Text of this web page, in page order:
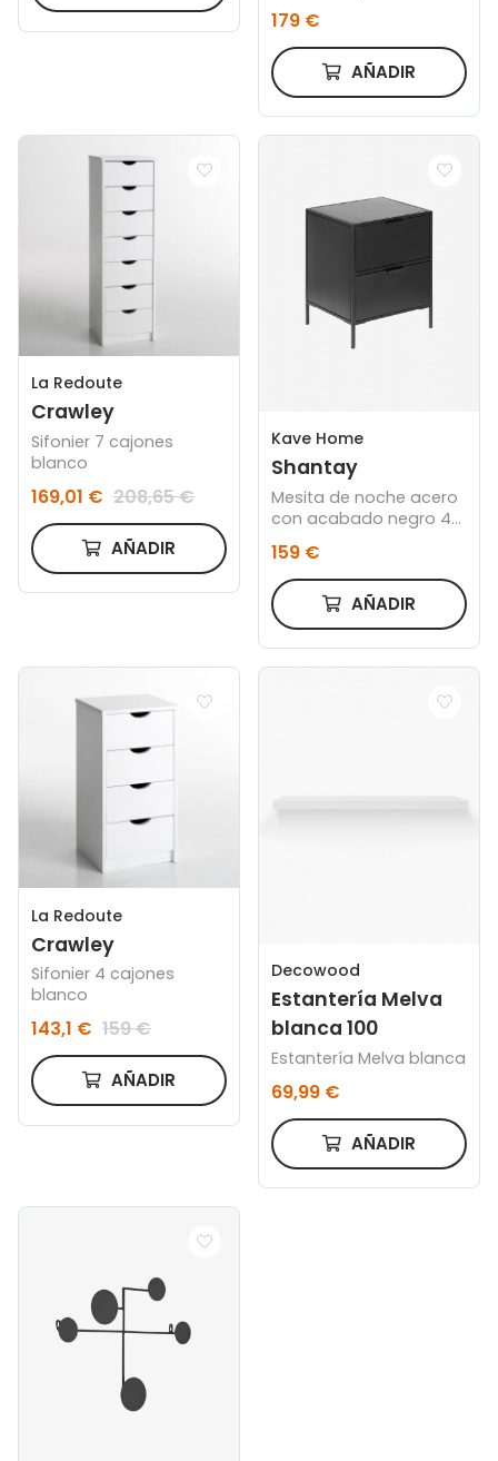
179 €
AÑADIR
La Redoute
Crawley
Sifonier 7 cajones
blanco
169,01 € 208,65 €
AÑADIR
Kave Home
Shantay
Mesita de noche acero
con acabado negro 40
x 50 cm
159 €
AÑADIR
La Redoute
Crawley
Sifonier 4 cajones
blanco
143,1 € 159 €
AÑADIR
Decowood
Estantería Melva
blanca 100
Estantería Melva blanca
69,99 €
AÑADIR